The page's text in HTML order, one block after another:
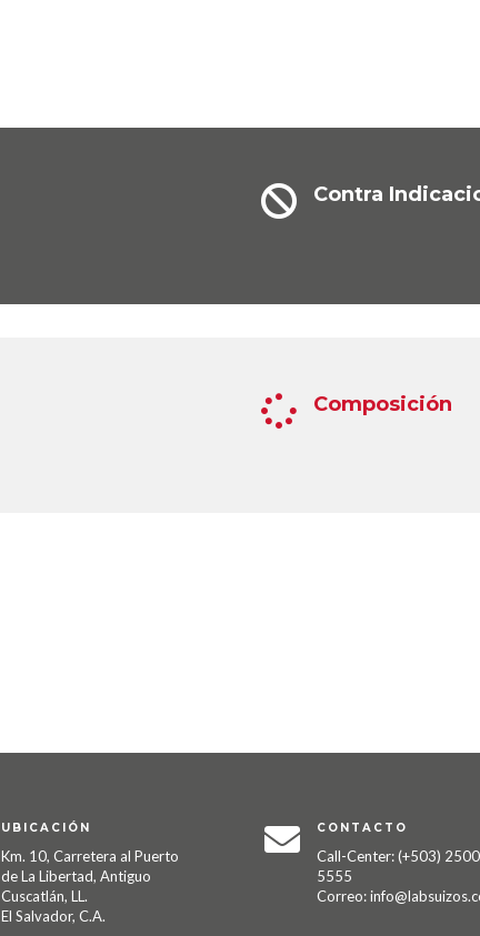
 Contra
 Composición
UBICACIÓN
Km. 10, Carretera al Puerto
de La Libertad, Antiguo
Cuscatlán, LL.
El Salvador, C.A.
 CONTACTO
Call-Center: (+503)
5555
Correo: